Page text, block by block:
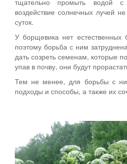
воздействие солнечных лучей
суток.
У борщевика нет естественных
поэтому борьба с ним
дать созреть семенам, которые
упав в почву, они будут
Тем не менее, для борьбы с
подходы и способы, а также их